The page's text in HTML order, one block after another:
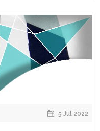
5 Jul 2022